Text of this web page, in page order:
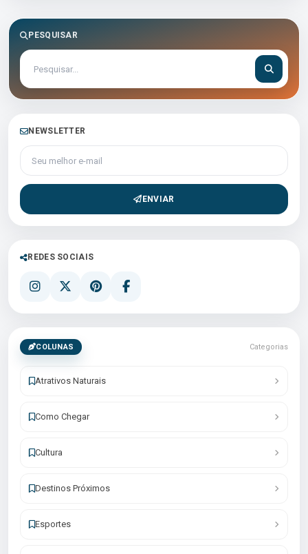
PESQUISAR
NEWSLETTER
Seu melhor e-mail
ENVIAR
REDES SOCIAIS
COLUNAS Categorias
Atrativos Naturais
Como Chegar
Cultura
Destinos Próximos
Esportes